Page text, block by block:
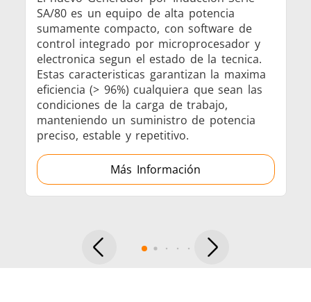
Generador y
Controlador
Generadores
Serie SH
Cabezales de
calentamiento
SA/80 es un equipo de alta potencia
sumamente compacto, con software de
control integrado por microprocesador y
electronica segun el estado de la tecnica.
Estas caracteristicas garantizan la maxima
eficiencia (> 96%) cualquiera que sean las
condiciones de la carga de trabajo,
manteniendo un suministro de potencia
preciso, estable y repetitivo.
Más Información